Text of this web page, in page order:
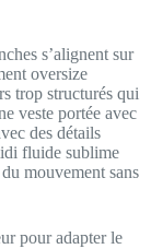
s’alignent sur
oversize
trop structurés qui
veste portée avec
des détails
fluide sublime
mouvement sans
pour adapter le